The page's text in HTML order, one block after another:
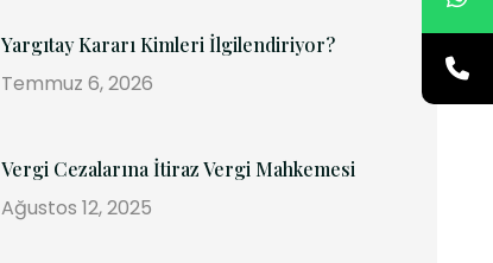
Yargıtay Kararı Kimleri İlgilendiriyor?
Temmuz 6, 2026
Vergi Cezalarına İtiraz Vergi Mahkemesi
Ağustos 12, 2025